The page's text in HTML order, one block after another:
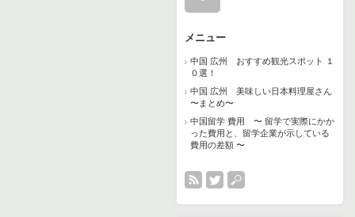
メニュー
中国 広州 おすすめ観光スポット １
０選！
中国 広州 美味しい日本料理屋さん
〜まとめ〜
中国留学 費用 〜 留学で実際にかか
った費用と、留学企業が示している
費用の差額 〜